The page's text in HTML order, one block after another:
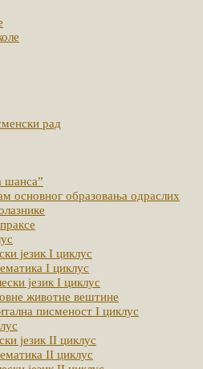
рад
шанса”
основног образовања одраслих
језик I циклус
I циклус
језик I циклус
животне вештине
писменост I циклус
језик II циклус
II циклус